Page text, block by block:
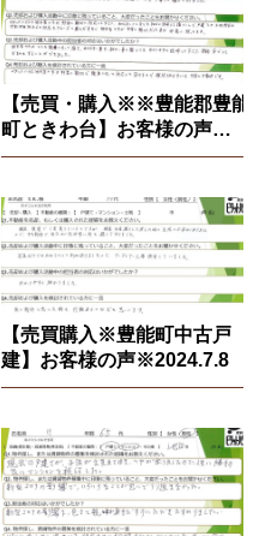
【売買・購入※※豊能郡豊能
町ときわ台】お客様の声
※2025.6.24
【売買購入※豊能町中古戸
建】お客様の声※2024.7.8